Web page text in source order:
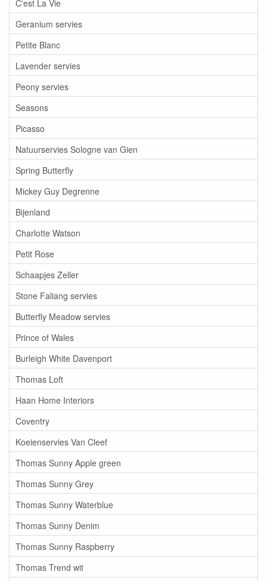
C'est La Vie
Geranium servies
Petite Blanc
Lavender servies
Peony servies
Seasons
Picasso
Natuurservies Sologne van Gien
Spring Butterfly
Mickey Guy Degrenne
Bijenland
Charlotte Watson
Petit Rose
Schaapjes Zeller
Stone Faliang servies
Butterfly Meadow servies
Prince of Wales
Burleigh White Davenport
Thomas Loft
Haan Home Interiors
Coventry
Koeienservies Van Cleef
Thomas Sunny Apple green
Thomas Sunny Grey
Thomas Sunny Waterblue
Thomas Sunny Denim
Thomas Sunny Raspberry
Thomas Trend wit